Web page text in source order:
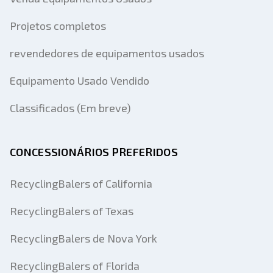
Projetos completos
revendedores de equipamentos usados
Equipamento Usado Vendido
Classificados (Em breve)
CONCESSIONÁRIOS PREFERIDOS
RecyclingBalers of California
RecyclingBalers of Texas
RecyclingBalers de Nova York
RecyclingBalers of Florida